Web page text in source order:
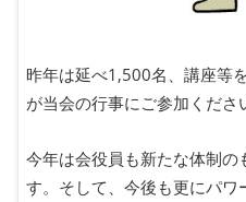
昨年は延べ1,500名、講座等
が当会の行事にご参加くださ
今年は会役員も新たな体制
す。そして、今後も更にパ